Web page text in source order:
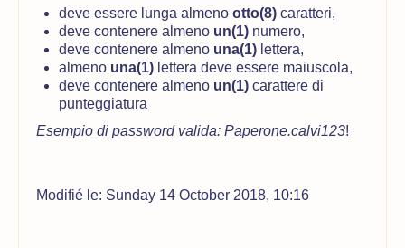
deve essere lunga almeno otto(8) caratteri,
deve contenere almeno un(1) numero,
deve contenere almeno una(1) lettera,
almeno una(1) lettera deve essere maiuscola,
deve contenere almeno un(1) carattere di
punteggiatura
Esempio di password valida: Paperone.calvi123!
Modifié le: Sunday 14 October 2018, 10:16